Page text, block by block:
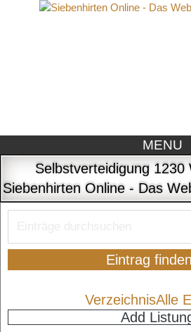
MENU
Selbstverteidigung 1230
Siebenhirten Online - Das
VerzeichnisAlle
Add